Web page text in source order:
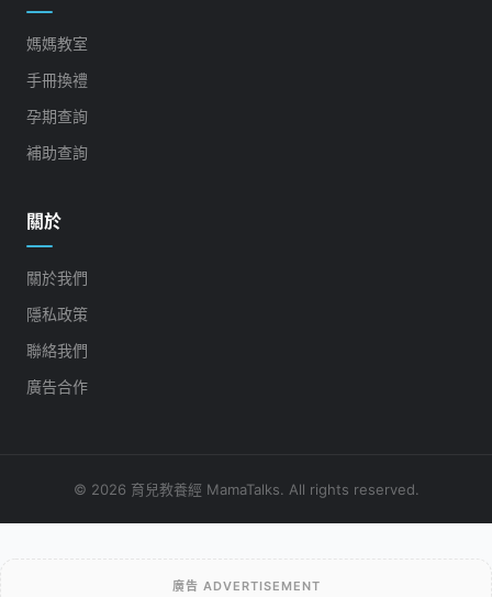
媽媽教室
手冊換禮
孕期查詢
補助查詢
關於
關於我們
隱私政策
聯絡我們
廣告合作
© 2026 育兒教養經 MamaTalks. All rights reserved.
廣告 ADVERTISEMENT